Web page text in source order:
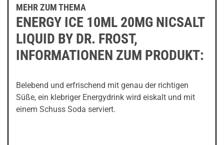
MEHR ZUM THEMA
ENERGY ICE 10ML 20MG NICSALT
LIQUID BY DR. FROST,
INFORMATIONEN ZUM PRODUKT:
Belebend und erfrischend mit genau der richtigen
Süße, ein klebriger Energydrink wird eiskalt und mit
einem Schuss Soda serviert.